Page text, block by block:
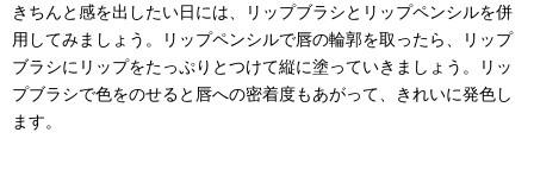
きちんと感を出したい日には、リップブラシとリップペンシルを併
用してみましょう。リップペンシルで唇の輪郭を取ったら、リップ
ブラシにリップをたっぷりとつけて縦に塗っていきましょう。リッ
プブラシで色をのせると唇への密着度もあがって、きれいに発色し
ます。